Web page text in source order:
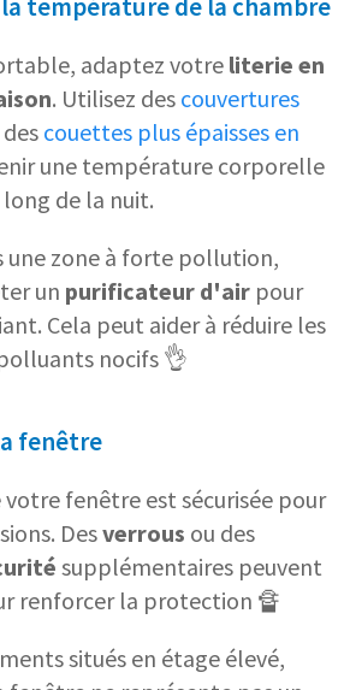
température de la chambre
adaptez votre literie en
. Utilisez des couvertures
couettes plus épaisses en
une température corporelle
de la nuit.
une zone à forte pollution,
un purificateur d'air pour
Cela peut aider à réduire les
nocifs 👌
fenêtre
votre fenêtre est sécurisée pour
Desverrous ou des
supplémentaires peuvent
renforcer la protection 🔏
situés en étage élevé,